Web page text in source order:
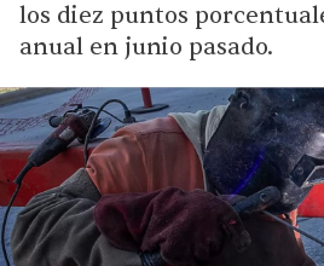
los diez puntos
anual en junio pasado.